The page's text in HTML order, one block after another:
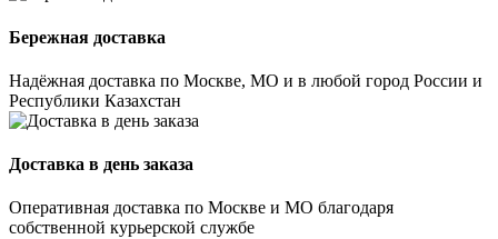
Бережная доставка
Надёжная доставка по Москве, МО и в любой город России и
Республики Казахстан
Доставка в день заказа
Оперативная доставка по Москве и МО благодаря
собственной курьерской службе